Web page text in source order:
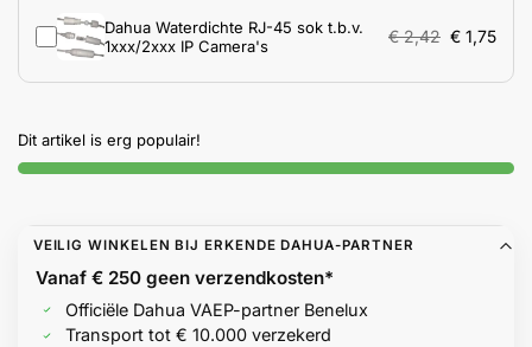
Dahua Waterdichte RJ-45 sok t.b.v.
1xxx/2xxx IP Camera's
€2,42 € 1,75
Dit artikel is erg populair!
VEILIG WINKELEN BIJ ERKENDE DAHUA-PARTNER
Vanaf € 250 geenverzendkosten*
Officiële Dahua VAEP-partner Benelux
Transport tot € 10.000 verzekerd